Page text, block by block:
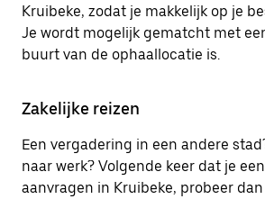
Kruibeke, zodat je makkelijk op je
Je wordt mogelijk gematcht met
buurt van de ophaallocatie is.
Zakelijke reizen
Een vergadering in een andere
naar werk? Volgende keer dat je
aanvragen in Kruibeke, probeer